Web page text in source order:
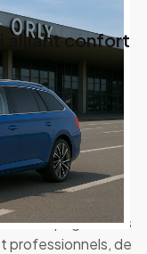
alliant confort
de
l’Orne
confort et
accompagne dans
professionnels, de